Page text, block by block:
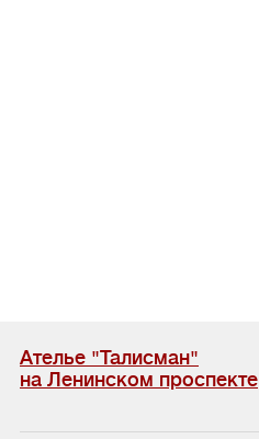
Ателье "Талисман"
на Ленинском проспекте